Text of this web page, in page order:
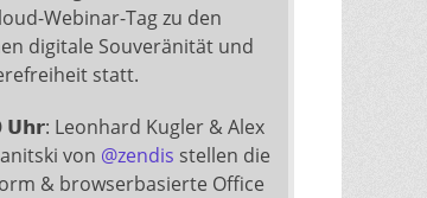
Webinar-Tag zu den
digitale Souveränität und
statt.
𝗨𝗵𝗿: Leonhard Kugler & Alex
von @zendis stellen die
& browserbasierte Office